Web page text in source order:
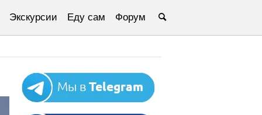
Экскурсии Еду сам Форум